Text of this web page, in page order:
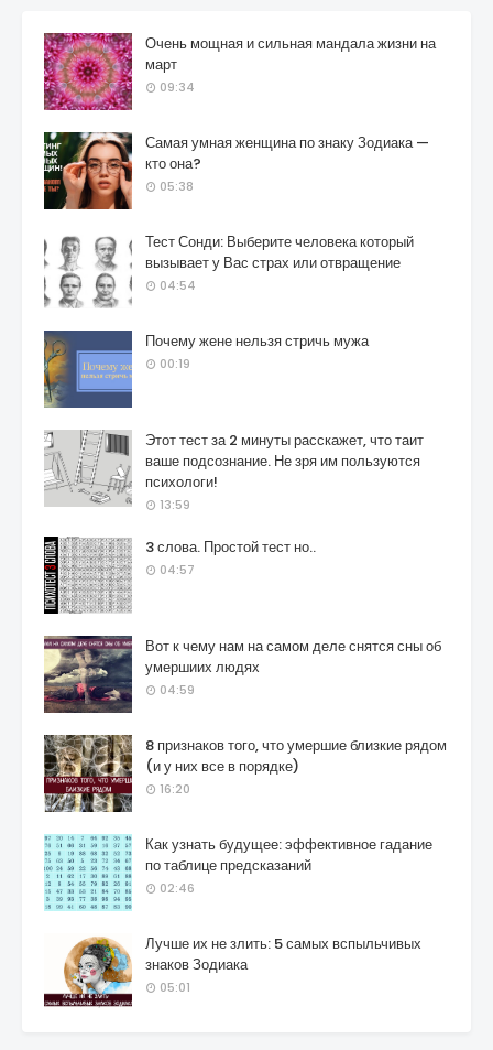
Очень мощная и сильная мандала жизни на
март
09:34
Самая умная женщина по знаку Зодиака —
кто она?
05:38
Тест Сонди: Выберите человека который
вызывает у Вас страх или отвращение
04:54
Почему жене нельзя стричь мужа
00:19
Этот тест за 2 минуты расскажет, что таит
ваше подсознание. Не зря им пользуются
психологи!
13:59
3 слова. Простой тест но..
04:57
Вот к чему нам на самом деле снятся сны об
умершиих людях
04:59
8 признаков того, что умершие близкие рядом
(и у них все в порядке)
16:20
Как узнать будущее: эффективное гадание
по таблице предсказаний
02:46
Лучше их не злить: 5 самых вспыльчивых
знаков Зодиака
05:01